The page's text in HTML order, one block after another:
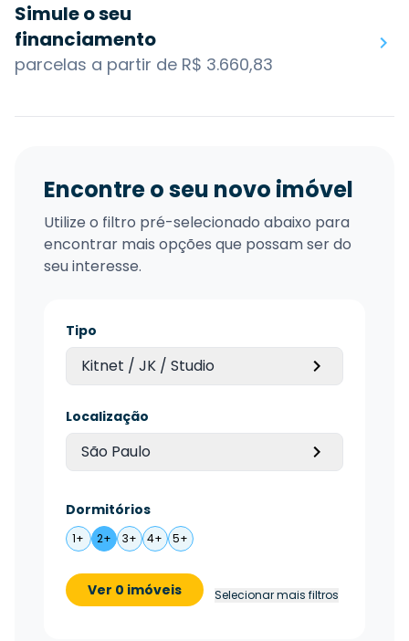
Simule o seu
financiamento
parcelas a partir de R$ 3.660,83
Encontre o seu novo imóvel
Utilize o filtro pré-selecionado abaixo para
encontrar mais opções que possam ser do
seu interesse.
Tipo
Kitnet / JK / Studio
Localização
São Paulo
Dormitórios
1+ 2+ 3+ 4+ 5+
Ver 0 imóveis Selecionar mais filtros